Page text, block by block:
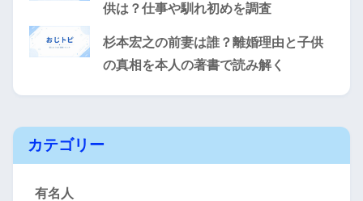
供は？仕事や馴れ初めを調査
杉本宏之の前妻は誰？離婚理由と子供
の真相を本人の著書で読み解く
カテゴリー
有名人